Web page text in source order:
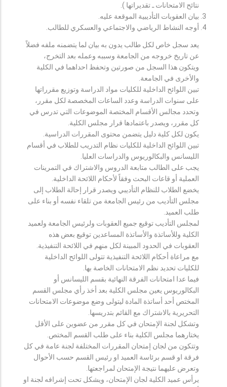
نتائح الامتحانات ـ تقديراتها ).
بيان العقوبات التأديبية الموقعة عليه.
أوجه النشاط الرياضي والاجتماعي والعسكري للطالب.
يعد سجل خاص لكل طالب يدون به بيان لما يتضمنه ملفه فضلاً
عن تاريخ خروجه من الجامعة وسببه وعمله بعد التخرج،
ويتكون هذا السجل من صورتين وتحفظ احداهما في الكلية
والأخرى في الجامعة.
تبين اللوائح الداخلية للكليات مواد الدراسة وتوزيع مقرراتها
على سنوات الدراسة وعدد الساعات المخصصة لكل مقرر،
وتحدد مجالس الأقسام المختصة الموضوعات التي تدرس في
كل مقرر، ويصدر باعتمادها قرار مجلس الكلية.
يكون لكل كلية دليل يتضمن محتوى المقررات الدراسية.
تبين اللوائح الداخلية للكليات نظام التدريب للطلاب في أقسام
الليسانس والبكالوريوس والدراسات العليا.
يجب على الطالب متابعة الدروس والاشتراك في التمرينات
العملية أو قاعات البحث وفقاً لأحكام اللائحة الداخلية.
يخضع الطلاب للنظام التأديبي ويصدر قرار إحالة الطلاب إلى
مجلس التأديب من رئيس الجامعة من تلقاء نفسه أو بناء على
طلب العميد.
لمجلس التأديب توقيع جميع العقوبات ولرئيس الجامعة ولعميد
الكلية وللأساتذة والأساتذة المساعدين توقيع بعض هذه
العقوبات في الحدود المبينة لكل منهم في اللائحة التنفيذية.
مع مراعاة أحكام اللائحة التنفيذية تتولى اللوائح الداخلية
للكليات تحديد نظم الامتحانات الخاصة بها.
فيما عدا امتحانات الفرقة النهائية بقسم الليسانس أو
البكالوريوس يعين مجلس الكلية بعد أخذ رأي مجلس القسم
المختص أحد أساتذة المادة ليتولى وضع موضوعات الامتحانات
التحريرية بالاشتراك مع القائم بتدريسها.
وتشكل لجنة الإمتحان في كل مقرر من عضوين على الأقل
يختارهما مجلس الكلية بناء على طلب القسم المختص.
وتتكون من لجان إمتحان المقررات المختلفة لجنة عامة في كل
فرقة او قسم برئاسة العميد او رئيس القسم حسب الأحوال
وتعرض عليهما نتيجة الإمتحان لمراجعتها.
يرأس عميد الكلية لجان الإمتحان، ويشكل تحت إشرافه لجنة او